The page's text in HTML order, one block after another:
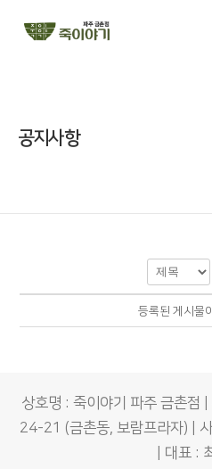
공지사항
등록된 게시물
상호명 : 죽이야기 파주 금촌점
24-21 (금촌동, 보람프라자) |
| 대표 :